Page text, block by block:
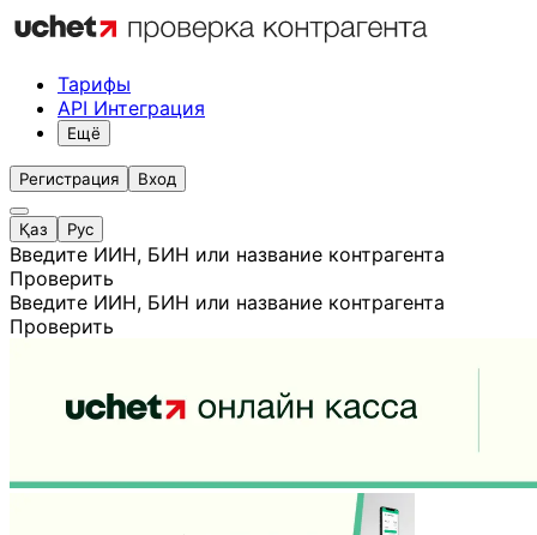
Тарифы
API Интеграция
Ещё
Регистрация Вход
Қаз Рус
Введите ИИН, БИН или название контрагента
Проверить
Введите ИИН, БИН или название контрагента
Проверить